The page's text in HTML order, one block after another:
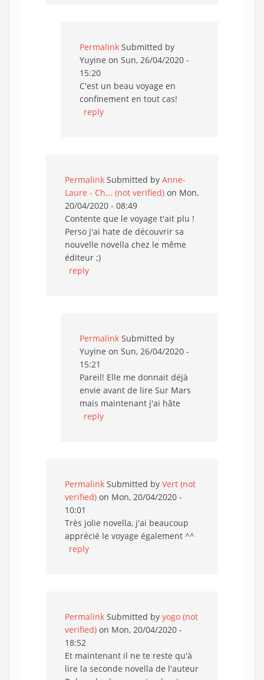
Permalink Submitted by
Yuyine on Sun, 26/04/2020 -
15:20
C'est un beau voyage en
confinement en tout cas!
reply
Permalink Submitted by Anne-
Laure - Ch... (not verified) on Mon,
20/04/2020 - 08:49
Contente que le voyage t'ait plu !
Perso j'ai hate de découvrir sa
nouvelle novella chez le même
éditeur ;)
reply
Permalink Submitted by
Yuyine on Sun, 26/04/2020 -
15:21
Pareil! Elle me donnait déjà
envie avant de lire Sur Mars
mais maintenant j'ai hâte
reply
Permalink Submitted by Vert (not
verified) on Mon, 20/04/2020 -
10:01
Très jolie novella, j'ai beaucoup
apprécié le voyage également ^^
reply
Permalink Submitted by yogo (not
verified) on Mon, 20/04/2020 -
18:52
Et maintenant il ne te reste qu'à
lire la seconde novella de l'auteur